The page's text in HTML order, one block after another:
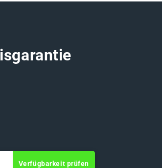
Verfügbarkeit prüfen